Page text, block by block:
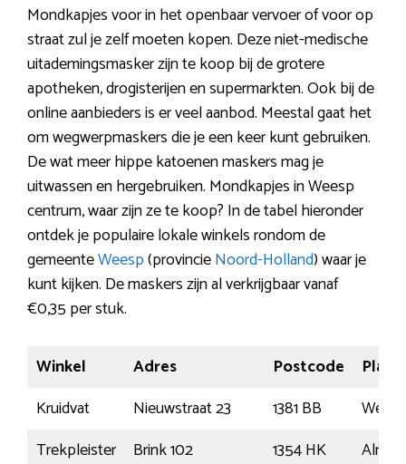
Mondkapjes voor in het openbaar vervoer of voor op
straat zul je zelf moeten kopen. Deze niet-medische
uitademingsmasker zijn te koop bij de grotere
apotheken, drogisterijen en supermarkten. Ook bij de
online aanbieders is er veel aanbod. Meestal gaat het
om wegwerpmaskers die je een keer kunt gebruiken.
De wat meer hippe katoenen maskers mag je
uitwassen en hergebruiken. Mondkapjes in Weesp
centrum, waar zijn ze te koop? In de tabel hieronder
ontdek je populaire lokale winkels rondom de
gemeenteWeesp(provincieNoord-Holland) waar je
kunt kijken. De maskers zijn al verkrijgbaar vanaf
€0,35 per stuk.
Winkel Adres Postcode
Plaats
Kruidvat
Nieuwstraat 23 1381 BB
Trekpleister
Brink 102 1354 HK